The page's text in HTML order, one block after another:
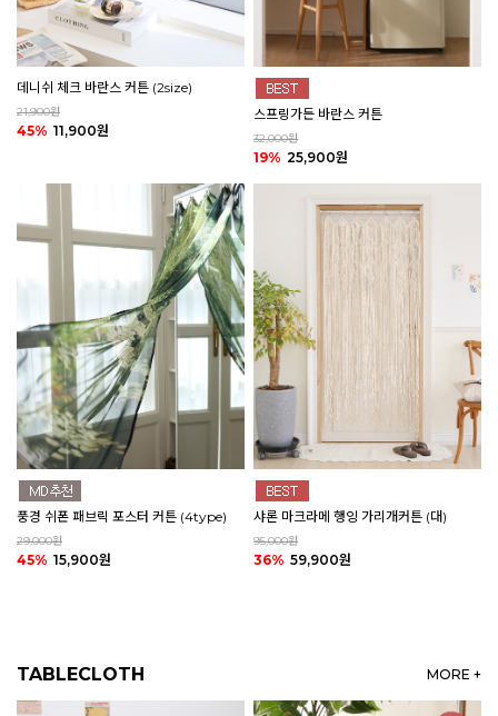
데니쉬 체크 바란스 커튼 (2size)
21,900원
45% 11,900원
스프링가든 바란스 커튼
32,000원
19% 25,900원
풍경 쉬폰 패브릭 포스터 커튼 (4type)
29,000원
45% 15,900원
샤론 마크라메 행잉 가리개커튼 (대)
95,000원
36% 59,900원
TABLECLOTH MORE +